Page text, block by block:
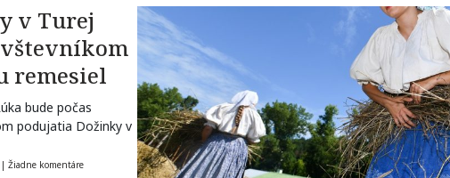
v Turej
remesiel
bude počas
podujatia Dožinky v
| Žiadne komentáre